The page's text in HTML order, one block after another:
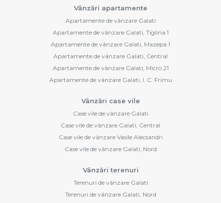
Vânzări apartamente
Apartamente de vânzare Galati
Apartamente de vânzare Galati, Tiglina 1
Apartamente de vânzare Galati, Mazepa 1
Apartamente de vânzare Galati, Central
Apartamente de vânzare Galati, Micro 21
Apartamente de vânzare Galati, I. C. Frimu
Vânzări case vile
Case vile de vânzare Galati
Case vile de vânzare Galati, Central
Case vile de vânzare Vasile Alecsandri
Case vile de vânzare Galati, Nord
Vânzări terenuri
Terenuri de vânzare Galati
Terenuri de vânzare Galati, Nord